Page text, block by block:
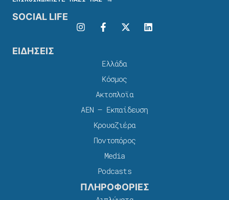
SOCIAL LIFE
ΕΙΔΗΣΕΙΣ
Ελλάδα
Κόσμος
Ακτοπλοϊα
ΑΕΝ – Εκπαίδευση
Κρουαζιέρα
Ποντοπόρος
Media
Podcasts
ΠΛΗΡΟΦΟΡΙΕΣ